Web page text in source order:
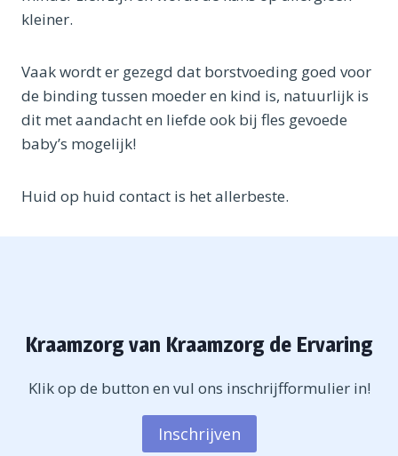
kleiner.
Vaak wordt er gezegd dat borstvoeding goed voor
de binding tussen moeder en kind is, natuurlijk is
dit met aandacht en liefde ook bij fles gevoede
baby’s mogelijk!
Huid op huid contact is het allerbeste.
Kraamzorg van Kraamzorg de Ervaring
Klik op de button en vul ons inschrijfformulier in!
Inschrijven